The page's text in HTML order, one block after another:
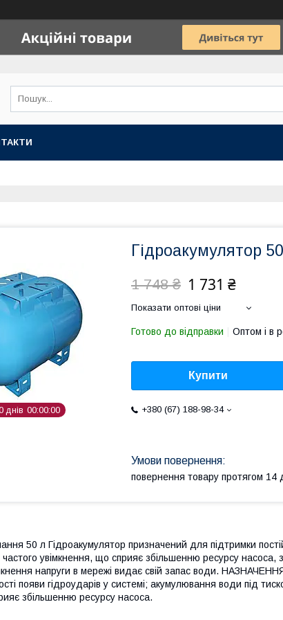
днів 00 00 00
Гідроакумулятор
1 748 ₴ 1 731 ₴
Показати оптові ціни
Готово до відправки Оптом і в
Купити
+380 (67) 188-98-34
повернення товару протягом 14
50 л Гідроакумулятор призначений для підтримки
частого увімкнення, що сприяє збільшенню ресурсу насоса,
напруги в мережі видає свій запас води.
появи гідроударів у системі; акумулювання води під
збільшенню ресурсу насоса.